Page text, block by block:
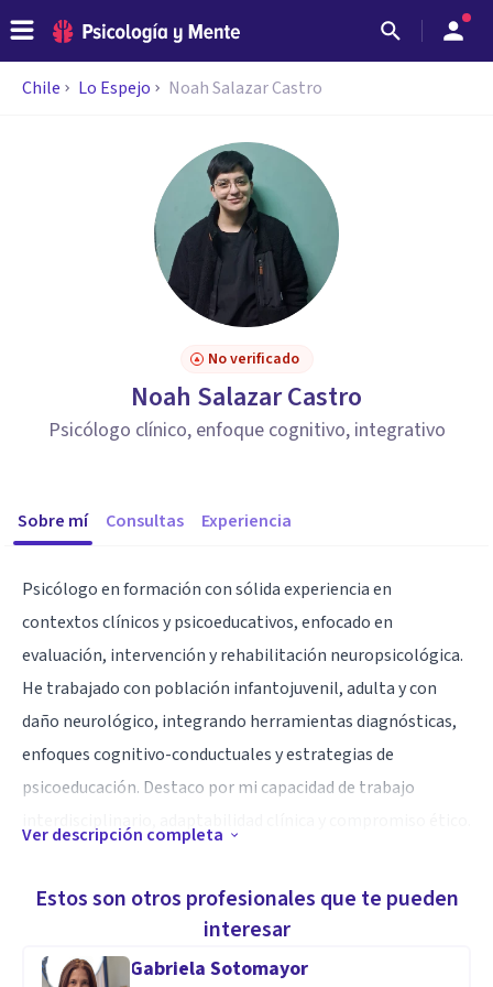
Chile Lo Espejo Noah Salazar Castro
No verificado
Noah Salazar Castro
Psicólogo clínico, enfoque cognitivo, integrativo
Sobre mí Consultas Experiencia
Psicólogo en formación con sólida experiencia en
contextos clínicos y psicoeducativos, enfocado en
evaluación, intervención y rehabilitación neuropsicológica.
He trabajado con población infantojuvenil, adulta y con
daño neurológico, integrando herramientas diagnósticas,
enfoques cognitivo-conductuales y estrategias de
psicoeducación. Destaco por mi capacidad de trabajo
A lo largo de mi práctica profesional, he aprendido la
importancia de una escucha activa y empática, el valor del
trabajo en equipo y la necesidad de intervenciones
Ver descripción completa
Estos son otros profesionales que te pueden
interesar
Gabriela Sotomayor